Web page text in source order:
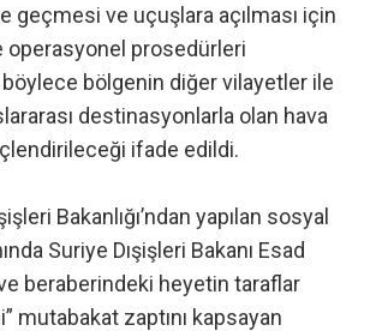
geçmesi ve uçuşlara açılması için
operasyonel prosedürleri
böylece bölgenin diğer vilayetler ile
destinasyonlarla olan hava
ifade edildi.
Bakanlığı’ndan yapılan sosyal
Suriye Dışişleri Bakanı Esad
beraberindeki heyetin taraflar
mutabakat zaptını kapsayan